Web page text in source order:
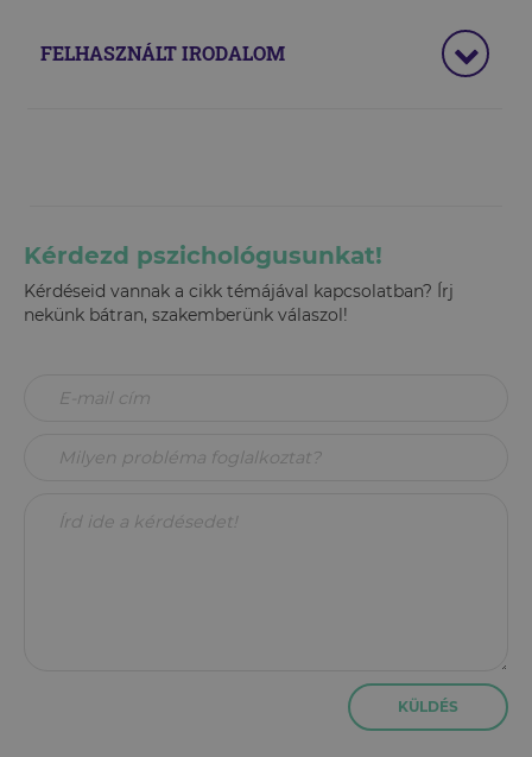
FELHASZNÁLT IRODALOM
Kérdezd pszichológusunkat!
Kérdéseid vannak a cikk témájával kapcsolatban? Írj
nekünk bátran, szakemberünk válaszol!
KÜLDÉS